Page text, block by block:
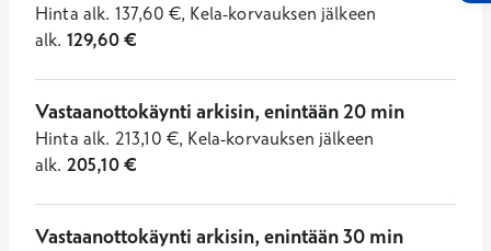
Hinta alk. 137,60 €, Kela-korvauksen jälkeen
alk. 129,60€
Vastaanottokäynti arkisin, enintään 20 min
Hinta alk. 213,10 €, Kela-korvauksen jälkeen
alk. 205,10€
Vastaanottokäynti arkisin, enintään 30 min